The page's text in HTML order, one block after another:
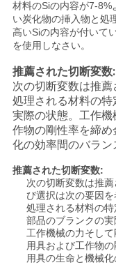
材料のSiの内容が7-8%
い炭化物の挿入物と処
高いSiの内容が付いて
を使用しなさい。
推薦された切断変数:
次の切断変数は推
処理される材料の
実際の状態。工作
作物の剛性率を締
化の効率間のバラン
推薦された切断変数:
次の切断変数は推
び選択は次の要因
処理される材料の
部品のブランクの
工作機械の力そし
用具および工作物
用具の生命と機械